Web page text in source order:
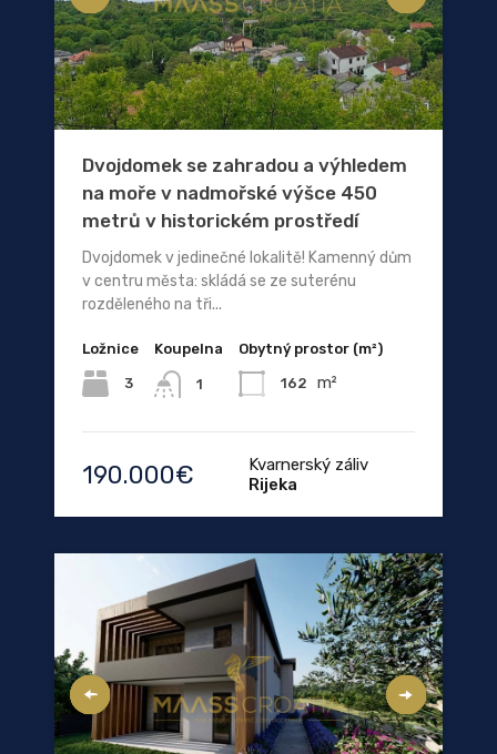
Dvojdomek se zahradou a výhledem
na moře v nadmořské výšce 450
metrů v historickém prostředí
Dvojdomek v jedinečné lokalitě! Kamenný dům
v centru města: skládá se ze suterénu
rozděleného na tři...
Ložnice
3
Koupelna
1
Obytný prostor (m²)
162 m²
190.000€
Kvarnerský záliv
Rijeka